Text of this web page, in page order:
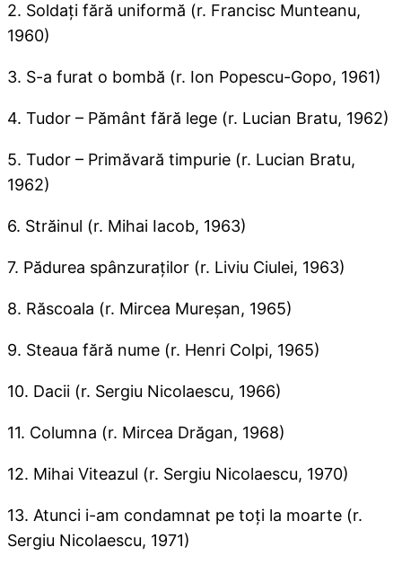
2. Soldaţi fără uniformă (r. Francisc Munteanu,
1960)
3. S-a furat o bombă (r. Ion Popescu-Gopo, 1961)
4. Tudor – Pământ fără lege (r. Lucian Bratu, 1962)
5. Tudor – Primăvară timpurie (r. Lucian Bratu,
1962)
6. Străinul (r. Mihai Iacob, 1963)
7. Pădurea spânzuraţilor (r. Liviu Ciulei, 1963)
8. Răscoala (r. Mircea Mureşan, 1965)
9. Steaua fără nume (r. Henri Colpi, 1965)
10. Dacii (r. Sergiu Nicolaescu, 1966)
11. Columna (r. Mircea Drăgan, 1968)
12. Mihai Viteazul (r. Sergiu Nicolaescu, 1970)
13. Atunci i-am condamnat pe toţi la moarte (r.
Sergiu Nicolaescu, 1971)